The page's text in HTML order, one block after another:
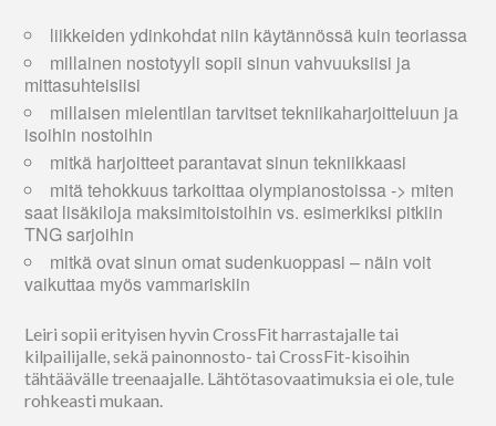
liikkeiden ydinkohdat niin käytännössä kuin teoriassa
millainen nostotyyli sopii sinun vahvuuksiisi ja
mittasuhteisiisi
millaisen mielentilan tarvitset tekniikaharjoitteluun ja
isoihin nostoihin
mitkä harjoitteet parantavat sinun tekniikkaasi
mitä tehokkuus tarkoittaa olympianostoissa -> miten
saat lisäkiloja maksimitoistoihin vs. esimerkiksi pitkiin
TNG sarjoihin
mitkä ovat sinun omat sudenkuoppasi – näin voit
vaikuttaa myös vammariskiin
Leiri sopii erityisen hyvin CrossFit harrastajalle tai
kilpailijalle, sekä painonnosto- tai CrossFit-kisoihin
tähtäävälle treenaajalle. Lähtötasovaatimuksia ei ole, tule
rohkeasti mukaan.